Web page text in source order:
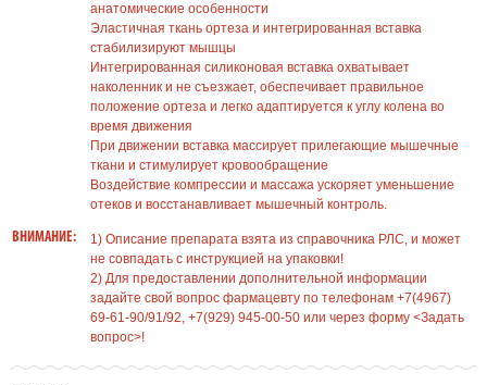
анатомические особенности
Эластичная ткань ортеза и интегрированная вставка
стабилизируют мышцы
Интегрированная силиконовая вставка охватывает
наколенник и не съезжает, обеспечивает правильное
положение ортеза и легко адаптируется к углу колена во
время движения
При движении вставка массирует прилегающие мышечные
ткани и стимулирует кровообращение
Воздействие компрессии и массажа ускоряет уменьшение
отеков и восстанавливает мышечный контроль.
ВНИМАНИЕ:
1) Описание препарата взята из справочника РЛС, и может
не совпадать с инструкцией на упаковки!
2) Для предоставлении дополнительной информации
задайте свой вопрос фармацевту по телефонам +7(4967)
69-61-90/91/92, +7(929) 945-00-50 или через форму <Задать
вопрос>!